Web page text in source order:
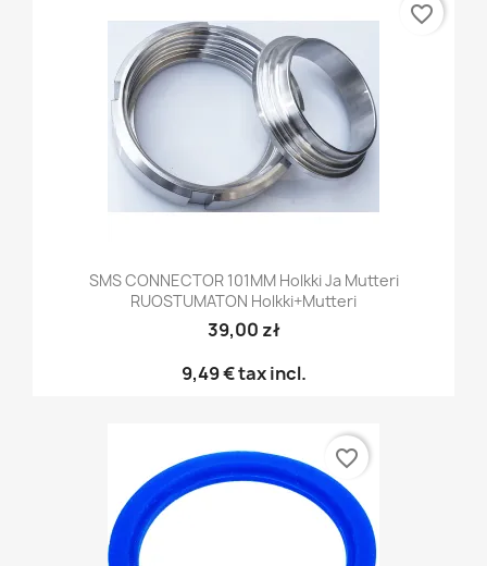
SMS CONNECTOR 101MM Holkki Ja Mutteri
RUOSTUMATON Holkki+mutteri
39,00 zł
9,49 €tax incl.
favorite_border
favorite_border